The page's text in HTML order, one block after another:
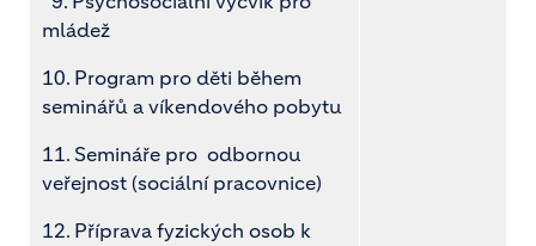
mládež
10. Program pro děti během
seminářů a víkendového pobytu
11. Semináře pro odbornou
veřejnost (sociální pracovnice)
12. Příprava fyzických osob k